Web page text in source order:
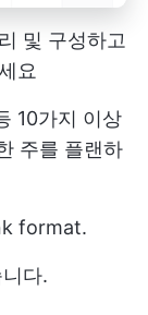
및 구성하고
요
10가지 이상
주를 플랜하
format.
다.